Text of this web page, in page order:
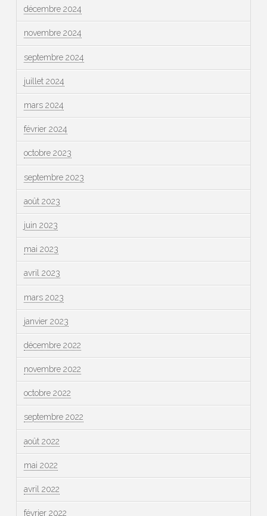
décembre 2024
novembre 2024
septembre 2024
juillet 2024
mars 2024
février 2024
octobre 2023
septembre 2023
août 2023
juin 2023
mai 2023
avril 2023
mars 2023
janvier 2023
décembre 2022
novembre 2022
octobre 2022
septembre 2022
août 2022
mai 2022
avril 2022
février 2022